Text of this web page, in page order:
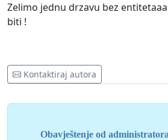
Zelimo jednu drzavu bez
biti !
Kontaktiraj autora
Obavještenje od